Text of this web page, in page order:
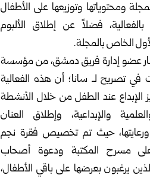
ومحتوياتها وتوزيعها على الأطفال
بالفعالية، فضلاً عن إطلاق الألبوم
الخاص بالمجلة.
عضو إدارة فريق دمشق، من مؤسسة
في تصريح لـ سانا؛ أن هذه الفعالية
الإبداع عند الطفل من خلال الأنشطة
والإبداعية، وإطلاق العنان
ورعايتها، حيث تم تخصيص فقرة نجم
مسرح المكتبة ودعوة أصحاب
يرغبون بعرضها على باقي الأطفال،